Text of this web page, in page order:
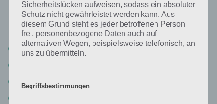
Die App Free Fish bietet diverse Spielmodi
an. Hier eine kurze Übersicht:
Entspannt
Sicherheitslücken aufweisen, sodass ein absoluter
Schutz nicht gewährleistet werden kann. Aus
diesem Grund steht es jeder betroffenen Person
frei, personenbezogene Daten auch auf
alternativen Wegen, beispielsweise telefonisch, an
uns zu übermitteln.
Begriffsbestimmungen